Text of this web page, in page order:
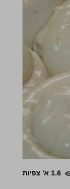
1.6 א' צפיות